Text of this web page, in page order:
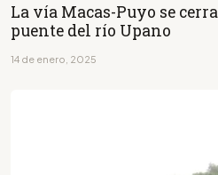
La vía Macas-Puyo se
puente del río Upano
14 de enero, 2025